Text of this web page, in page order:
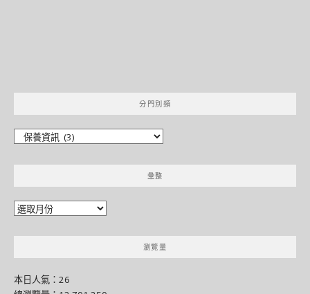
分門別類
別
彙整
彙
瀏覽量
本日人氣：26